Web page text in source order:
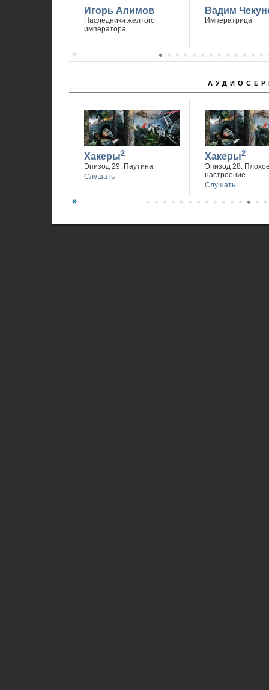
Игорь Алимов
Наследники желтого
императора
Вадим
Императрица
Хакеры2
Эпизод 29. Паутина.
Слушать
Хакеры2
Эпизод 28.
настроение.
Слушать